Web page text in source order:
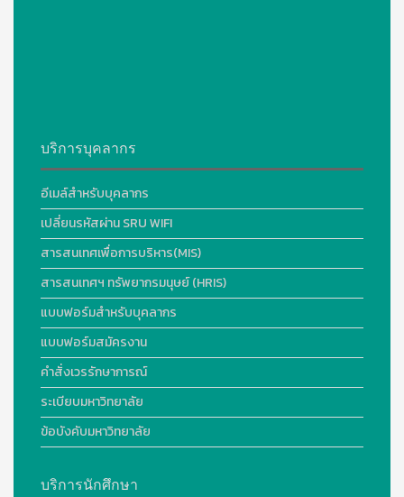
บริการบุคลากร
อีเมล์สำหรับบุคลากร
เปลี่ยนรหัสผ่าน SRU WIFI
สารสนเทศเพื่อการบริหาร(MIS)
สารสนเทศฯ ทรัพยากรมนุษย์ (HRIS)
แบบฟอร์มสำหรับบุคลากร
แบบฟอร์มสมัครงาน
คำสั่งเวรรักษาการณ์
ระเบียบมหาวิทยาลัย
ข้อบังคับมหาวิทยาลัย
บริการนักศึกษา